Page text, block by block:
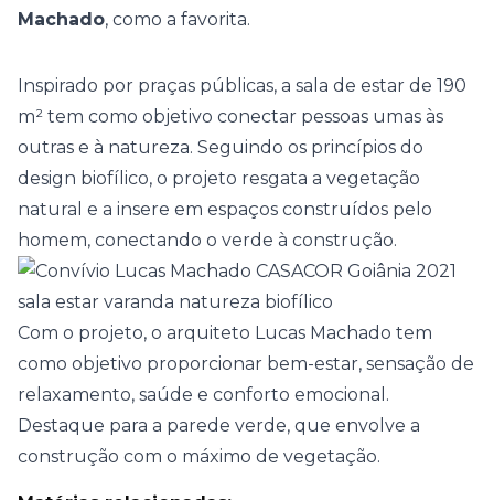
Machado, como a favorita.
Inspirado por praças públicas, a sala de estar de 190
m² tem como objetivo conectar pessoas umas às
outras e à natureza. Seguindo os princípios do
design biofílico, o projeto resgata a vegetação
natural e a insere em espaços construídos pelo
homem, conectando o verde à construção.
Com o projeto, o arquiteto Lucas Machado tem
como objetivo proporcionar bem-estar, sensação de
relaxamento, saúde e conforto emocional.
Destaque para a parede verde, que envolve a
construção com o máximo de vegetação.